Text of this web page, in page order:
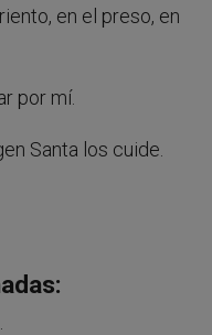
en el preso, en
por mí.
Santa los cuide.